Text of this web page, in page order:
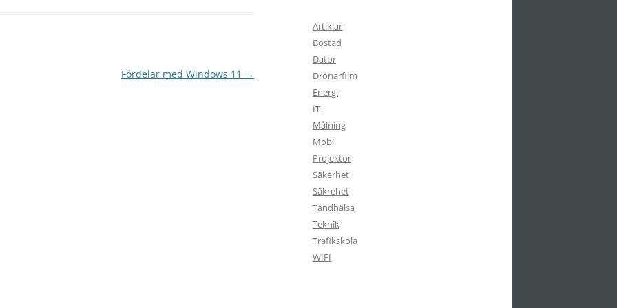
Fördelar med Windows 11 →
Artiklar
Bostad
Dator
Drönarfilm
Energi
IT
Målning
Mobil
Projektor
Säkerhet
Säkrehet
Tandhälsa
Teknik
Trafikskola
WIFI